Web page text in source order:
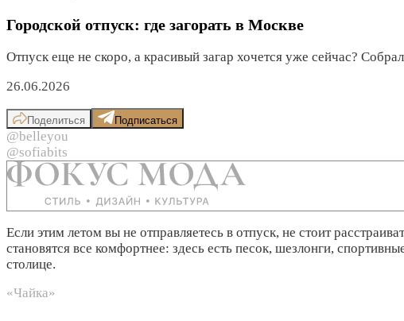
Городской отпуск: где загорать в Москве
Отпуск еще не скоро, а красивый загар хочется уже сейчас?
26.06.2026
Поделиться Подписаться
@belleyou
@sofiabits
Если этим летом вы не отправляетесь в отпуск, не стоит
становятся все комфортнее: здесь есть песок, шезлонги,
столице.
«Чайка»